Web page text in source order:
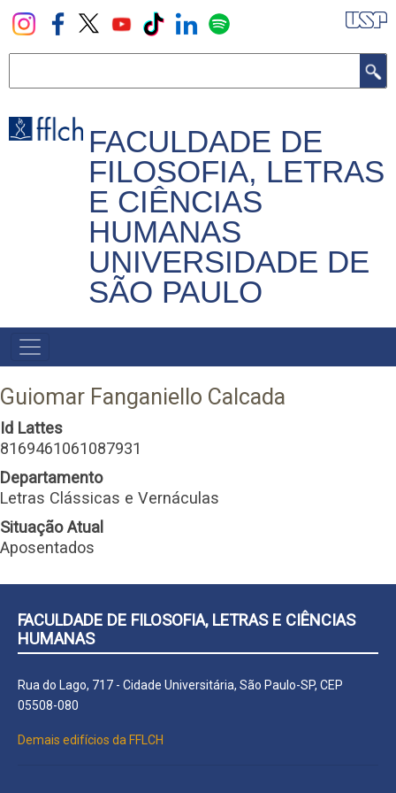
Pular
para
principal
FACULDADE DE
FILOSOFIA, LETRAS
E CIÊNCIAS
HUMANAS
UNIVERSIDADE DE
SÃO PAULO
NAVEGADOR
PRINCIPAL
Guiomar Fanganiello Calcada
Id Lattes
8169461061087931
Departamento
Letras Clássicas e Vernáculas
Situação Atual
Aposentados
FACULDADE DE FILOSOFIA, LETRAS E CIÊNCIAS
HUMANAS
Rua do Lago, 717 - Cidade Universitária, São Paulo-SP, CEP
05508-080
Demais edifícios da FFLCH